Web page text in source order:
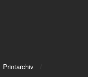
Printarchiv